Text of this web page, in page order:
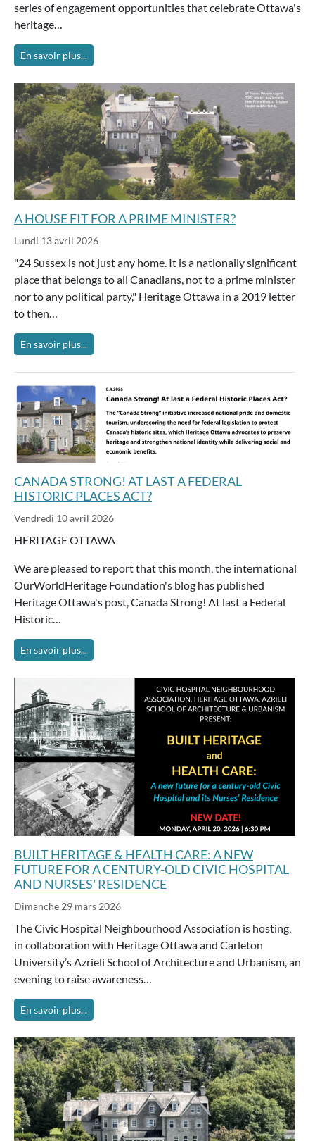
series of engagement opportunities that celebrate Ottawa's
heritage…
En savoir plus...
A HOUSE FIT FOR A PRIME MINISTER?
Lundi 13 avril 2026
"24 Sussex is not just any home. It is a nationally significant
place that belongs to all Canadians, not to a prime minister
nor to any political party," Heritage Ottawa in a 2019 letter
to then…
En savoir plus...
CANADA STRONG! AT LAST A FEDERAL
HISTORIC PLACES ACT?
Vendredi 10 avril 2026
HERITAGE OTTAWA
We are pleased to report that this month, the international
OurWorldHeritage Foundation's blog has published
Heritage Ottawa's post, Canada Strong! At last a Federal
Historic…
En savoir plus...
BUILT HERITAGE & HEALTH CARE: A NEW
FUTURE FOR A CENTURY-OLD CIVIC HOSPITAL
AND NURSES' RESIDENCE
Dimanche 29 mars 2026
The Civic Hospital Neighbourhood Association is hosting,
in collaboration with Heritage Ottawa and Carleton
University’s Azrieli School of Architecture and Urbanism, an
evening to raise awareness…
En savoir plus...